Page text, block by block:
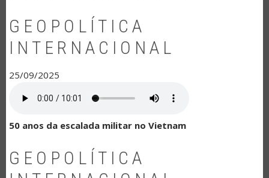
GEOPOLÍTICA
INTERNACIONAL
25/09/2025
50 anos da escalada militar no Vietnam
GEOPOLÍTICA